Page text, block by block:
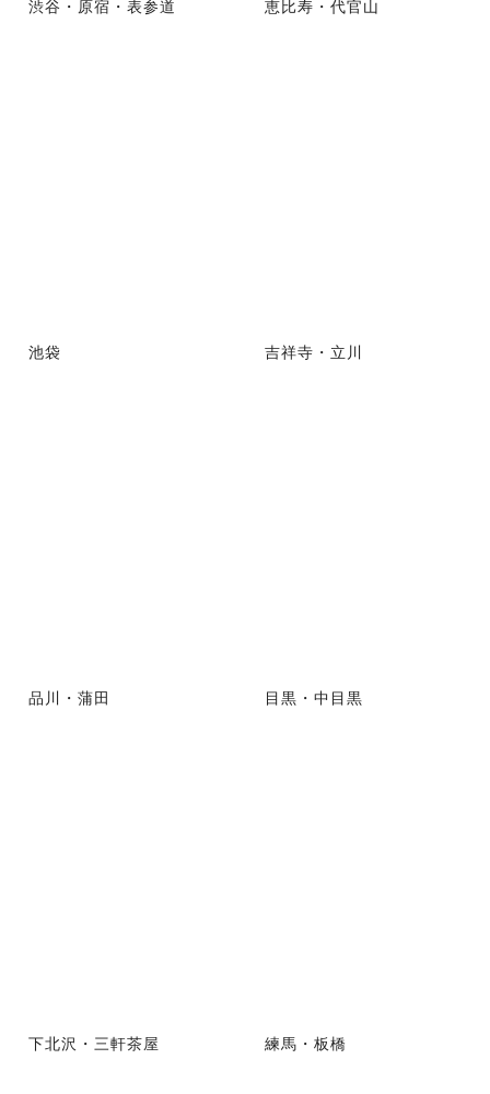
渋谷・原宿・表参道 恵比寿・代官山
池袋 吉祥寺・立川
品川・蒲田 目黒・中目黒
下北沢・三軒茶屋 練馬・板橋